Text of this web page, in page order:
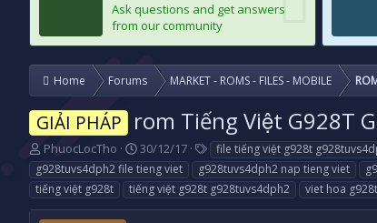
Ask questions and get answers
from our community
Home Forums MARKET - ROMS - FILES - MOBILE
GIẢI PHÁP rom Tiếng Việt G928T
T
h
r
e
a
PhuocLocTho
N
g
à
y
g
30/12/17
T
a
g
s
file tiếng việt g928t
g928tuvs4dph2 file tieng viet
g928tuvs4dph2 nap tieng viet
tiếng việt g928t
tiếng việt g928t g928tuvs4dph2 viet hoa